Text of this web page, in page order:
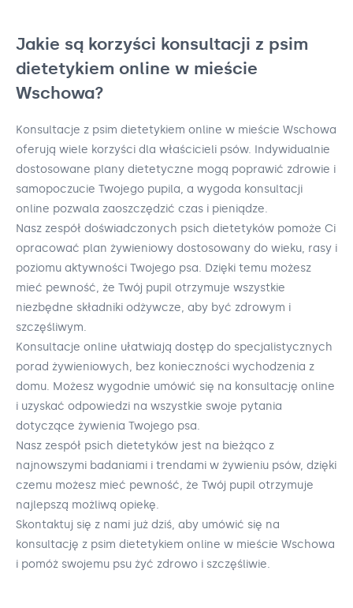
Jakie są korzyści konsultacji z psim
dietetykiem online w mieście
Wschowa?
Konsultacje z psim dietetykiem online w mieście Wschowa
oferują wiele korzyści dla właścicieli psów. Indywidualnie
dostosowane plany dietetyczne mogą poprawić zdrowie i
samopoczucie Twojego pupila, a wygoda konsultacji
online pozwala zaoszczędzić czas i pieniądze.
Nasz zespół doświadczonych psich dietetyków pomoże Ci
opracować plan żywieniowy dostosowany do wieku, rasy i
poziomu aktywności Twojego psa. Dzięki temu możesz
mieć pewność, że Twój pupil otrzymuje wszystkie
niezbędne składniki odżywcze, aby być zdrowym i
szczęśliwym.
Konsultacje online ułatwiają dostęp do specjalistycznych
porad żywieniowych, bez konieczności wychodzenia z
domu. Możesz wygodnie umówić się na konsultację online
i uzyskać odpowiedzi na wszystkie swoje pytania
dotyczące żywienia Twojego psa.
Nasz zespół psich dietetyków jest na bieżąco z
najnowszymi badaniami i trendami w żywieniu psów, dzięki
czemu możesz mieć pewność, że Twój pupil otrzymuje
najlepszą możliwą opiekę.
Skontaktuj się z nami już dziś, aby umówić się na
konsultację z psim dietetykiem online w mieście Wschowa
i pomóż swojemu psu żyć zdrowo i szczęśliwie.